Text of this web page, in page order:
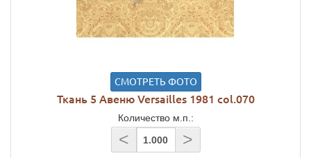
СМОТРЕТЬ ФОТО
Ткань 5 Авеню Versailles 1981 col.070
Количество м.п.:
< >